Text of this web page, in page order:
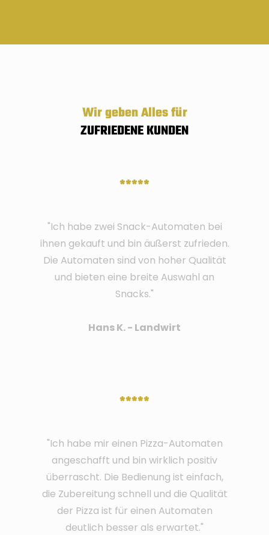
Wir geben Alles für
ZUFRIEDENE KUNDEN
*****
"Ich habe zwei Snack-Automaten bei
ihnen gekauft und bin äußerst zufrieden.
Die Automaten sind von hoher Qualität
und bieten eine breite Auswahl an
Snacks."
Hans K. - Landwirt
*****
"Ich habe mir einen Pizza-Automaten
angeschafft und bin wirklich positiv
überrascht. Die Bedienung ist einfach,
die Zubereitung schnell und die Qualität
der Pizza ist für einen Automaten
deutlich besser als erwartet."